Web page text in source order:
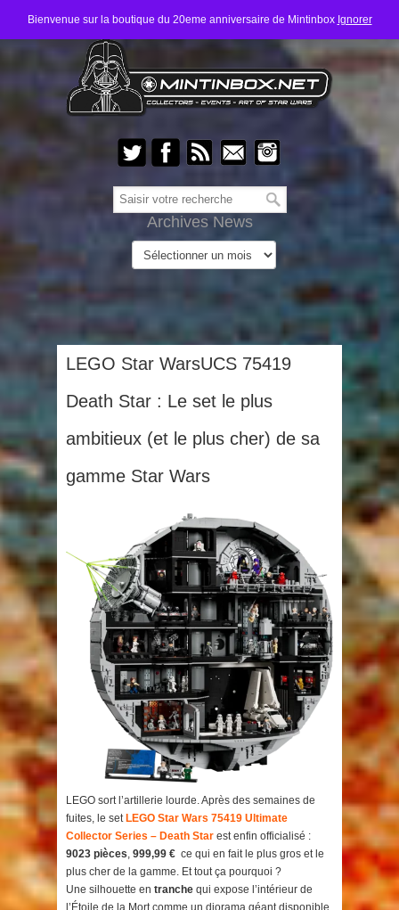
Bienvenue sur la boutique du 20eme anniversaire de Mintinbox Ignorer
Archives News
LEGO Star WarsUCS 75419
Death Star : Le set le plus
ambitieux (et le plus cher) de sa
gamme Star Wars
LEGO sort l’artillerie lourde. Après des semaines de
fuites, le set LEGO Star Wars 75419 Ultimate
Collector Series – Death Star est enfin officialisé :
9023 pièces, 999,99 € ce qui en fait le plus gros et le
plus cher de la gamme. Et tout ça pourquoi ?
Une silhouette en tranche qui expose l’intérieur de
l’Étoile de la Mort comme un diorama géant disponible